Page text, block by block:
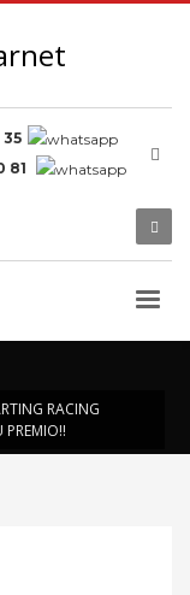
35
81
RACING
PREMIO!!